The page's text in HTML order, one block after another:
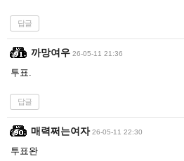
답글
까망여우 26-05-11 21:36
투표.
답글
매력쩌는여자 26-05-11 22:30
투표완